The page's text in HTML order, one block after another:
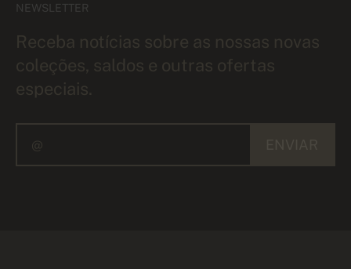
NEWSLETTER
Receba notícias sobre as nossas novas
coleções, saldos e outras ofertas
especiais.